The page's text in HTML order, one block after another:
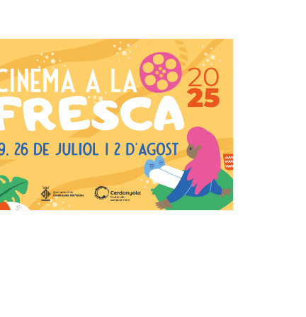
Retiment de Comptes
Accés a Informació Pública
Dades Obertes
Catàleg de Serveis i Tràmits
Entitats
Equipaments
Mercats Municipals
Webs Municipals